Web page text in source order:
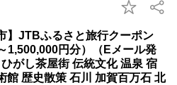
】JTBふるさと旅行クーポン
1,500,000円分）（Eメール発
がし茶屋街 伝統文化 温泉 宿
館 歴史散策 石川 加賀百万石 北